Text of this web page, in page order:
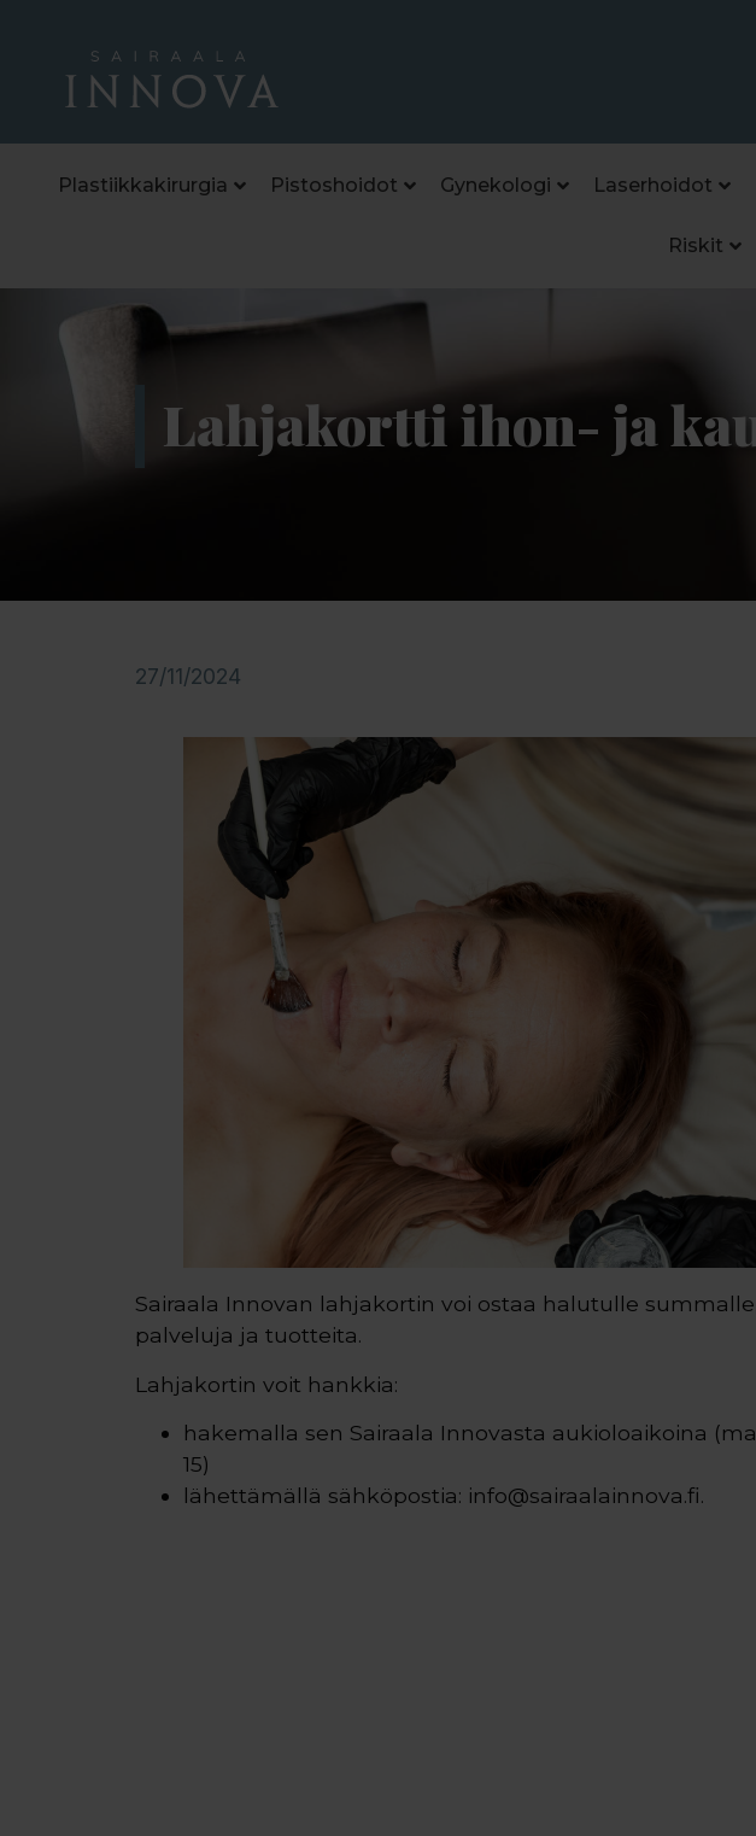
Plastiikkakirurgia Pistoshoidot Gynekologi Laserhoidot
Riskit
Lahjakortti ihon- ja
27/11/2024
Sairaala Innovan lahjakortin voi ostaa halutulle
palveluja ja tuotteita.
Lahjakortin voit hankkia:
hakemalla sen Sairaala Innovasta aukioloaikoina
15)
lähettämällä sähköpostia: info@sairaalainnova.fi.